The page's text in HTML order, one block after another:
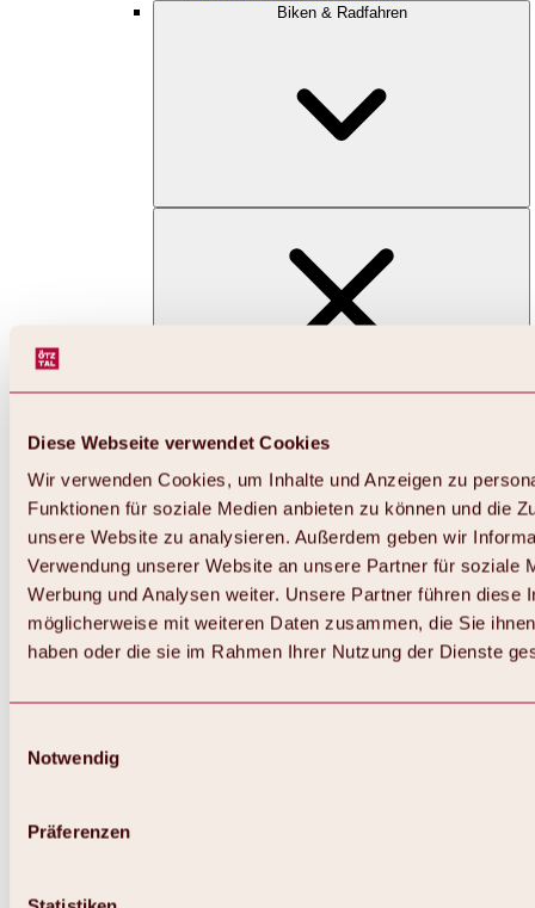
Diese Webseite verwendet Cookies
Wir verwenden Cookies, um Inhalte und Anzeigen zu
Funktionen für soziale Medien anbieten zu können und die
unsere Website zu analysieren. Außerdem geben wir
Verwendung unserer Website an unsere Partner für soziale
Werbung und Analysen weiter. Unsere Partner führen diese
möglicherweise mit weiteren Daten zusammen, die Sie
haben oder die sie im Rahmen Ihrer Nutzung der Dienste
Notwendig
Präferenzen
Biken & Radfahren